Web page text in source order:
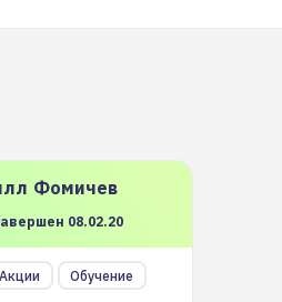
Фомичев
08.02.20
Акции Обучение